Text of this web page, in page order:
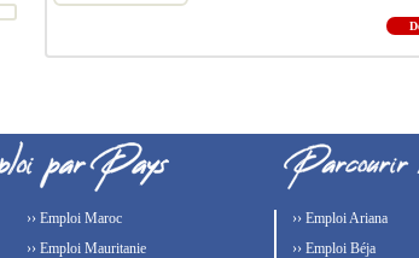
›› Emploi Maroc
›› Emploi Mauritanie
›› Emploi Ariana
›› Emploi Béja